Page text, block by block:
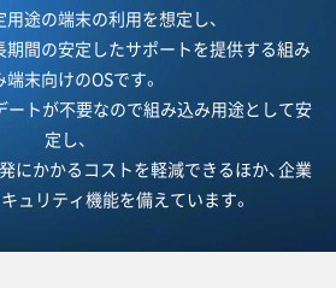
用途の端末の利用を想定し、
間の安定したサポートを提供する組み
端末向けのOSです。
ートが不要なので組み込み用途として安
定し、
にかかるコストを軽減できるほか、企業
ュリティ機能を備えています。